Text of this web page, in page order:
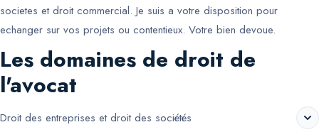
societes et droit commercial. Je suis a votre disposition pour
echanger sur vos projets ou contentieux. Votre bien devoue.
Les domaines de droit de
l'avocat
Droit des entreprises et droit des sociétés